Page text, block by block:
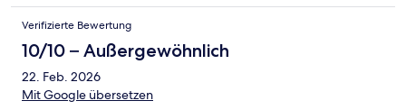
Verifizierte Bewertung
10/10 – Außergewöhnlich
22. Feb. 2026
Mit Google übersetzen